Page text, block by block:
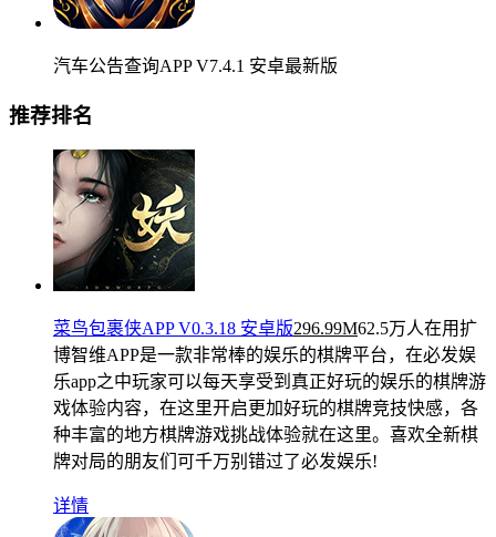
汽车公告查询APP V7.4.1 安卓最新版
推荐排名
菜鸟包裹侠APP V0.3.18 安卓版296.99M62.5万人在用扩
博智维APP是一款非常棒的娱乐的棋牌平台，在必发娱
乐app之中玩家可以每天享受到真正好玩的娱乐的棋牌游
戏体验内容，在这里开启更加好玩的棋牌竞技快感，各
种丰富的地方棋牌游戏挑战体验就在这里。喜欢全新棋
牌对局的朋友们可千万别错过了必发娱乐!
详情